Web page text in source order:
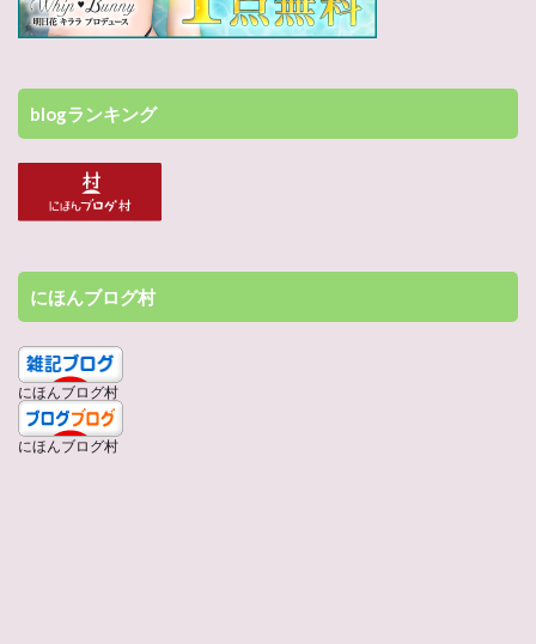
blogランキング
にほんブログ村
にほんブログ村
にほんブログ村